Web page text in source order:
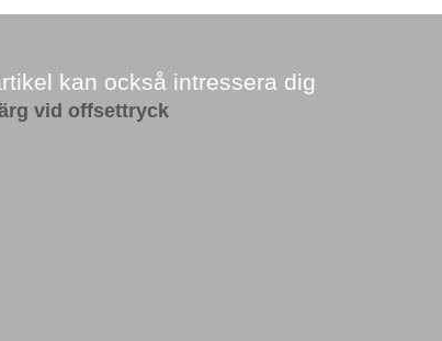
kan också intressera dig